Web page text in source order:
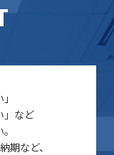
」など
期など、